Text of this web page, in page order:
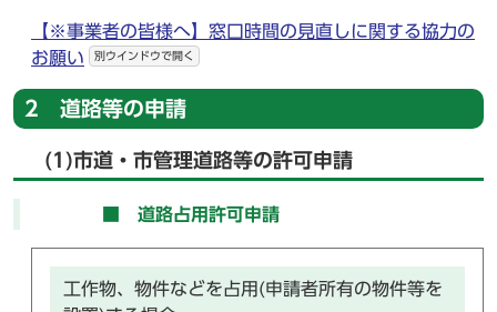
【※事業者の皆様へ】窓口時間の見直しに関する協力の
お願い
別ウインドウで開く
2 道路等の申請
(1)市道・市管理道路等の許可申請
■ 道路占用許可申請
工作物、物件などを占用(申請者所有の物件等を